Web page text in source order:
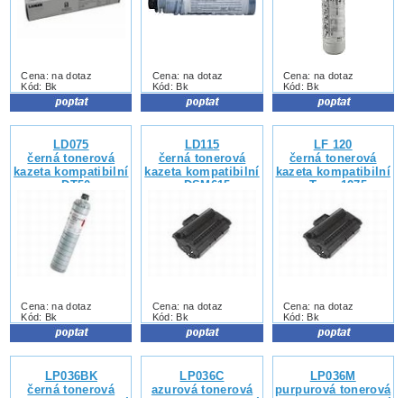
Cena: na dotaz
Kód: Bk
Cena: na dotaz
Kód: Bk
Cena: na dotaz
Kód: Bk
LD075
černá tonerová
kazeta kompatibilní
s DT50
Cena: na dotaz
Kód: Bk
LD115
černá tonerová
kazeta kompatibilní
s DSM615
Cena: na dotaz
Kód: Bk
LF 120
černá tonerová
kazeta kompatibilní
s Type 1275
Cena: na dotaz
Kód: Bk
LP036BK
černá tonerová
LP036C
azurová tonerová
LP036M
purpurová tonerová